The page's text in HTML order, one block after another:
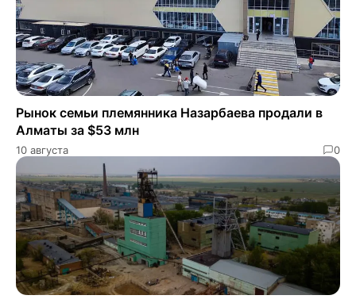
Рынок семьи племянника Назарбаева продали в
Алматы за $53 млн
10 августа 0